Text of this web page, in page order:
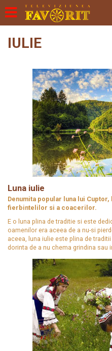
IULIE
Luna iulie
Denumita popular luna lui
fierbintelilor si a coacerilor.
E o luna plina de traditie si este
oamenilor era aceea de a nu-si
aceea, luna iulie este plina de
dorinta de a nu chema grindina sau